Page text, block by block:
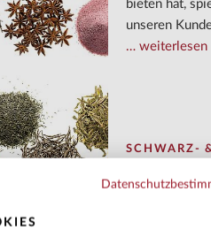
bieten hat,
unseren
weiterlesen
SCHWARZ-
​Tee ist ein